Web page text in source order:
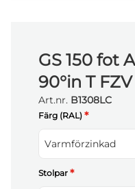
GS 150 fot
90°in T FZV
Art.nr. B1308LC
Färg (RAL) *
Varmförzinkad
Stolpar *